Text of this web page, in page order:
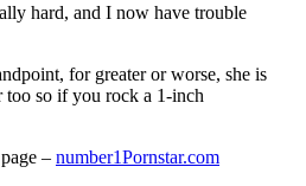
hard, and I now have trouble
for greater or worse, she is
so if you rock a 1-inch
– number1Pornstar.com